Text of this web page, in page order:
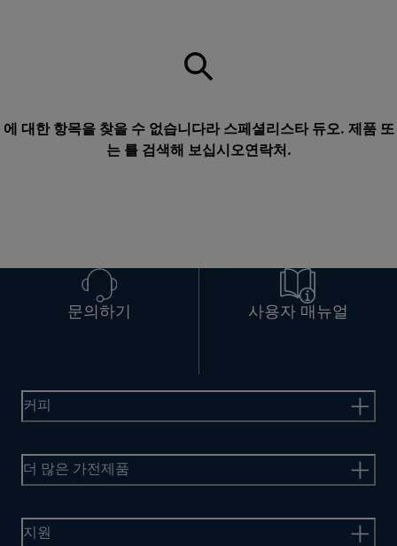
에 대한 항목을 찾을 수 없습니다라 스페셜리스타 듀오. 제품 또
는 를 검색해 보십시오연락처 .
문의하기 사용자 매뉴얼
커피
더 많은 가전제품
지원